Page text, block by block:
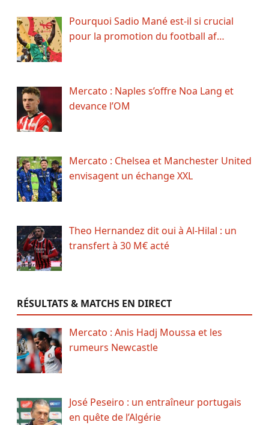
Pourquoi Sadio Mané est-il si crucial
pour la promotion du football af…
Mercato : Naples s’offre Noa Lang et
devance l’OM
Mercato : Chelsea et Manchester United
envisagent un échange XXL
Theo Hernandez dit oui à Al-Hilal : un
transfert à 30 M€ acté
RÉSULTATS & MATCHS EN DIRECT
Mercato : Anis Hadj Moussa et les
rumeurs Newcastle
José Peseiro : un entraîneur portugais
en quête de l’Algérie